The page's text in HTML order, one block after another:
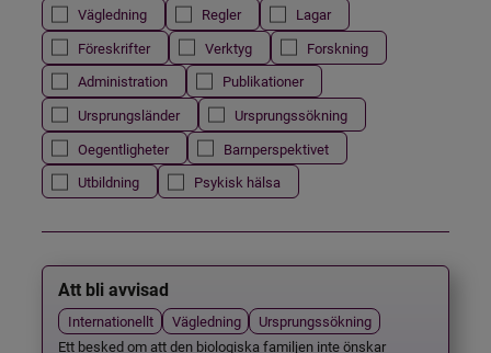
Vägledning
Regler
Lagar
Föreskrifter
Verktyg
Forskning
Administration
Publikationer
Ursprungsländer
Ursprungssökning
Oegentligheter
Barnperspektivet
Utbildning
Psykisk hälsa
Att bli avvisad
Internationellt Vägledning
Ursprungssökning
Ett besked om att den biologiska familjen inte önskar